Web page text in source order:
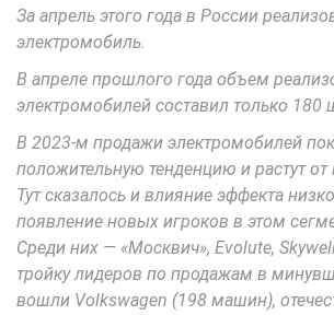
За апрель этого года в России
электромобиль.
В апреле прошлого года объем
электромобилей составил только 180
В 2023-м продажи электромобилей
положительную тенденцию и растут от
Тут сказалось и влияние эффекта
появление новых игроков в этом
Среди них — «Москвич», Evolute,
тройку лидеров по продажам в
вошли Volkswagen (198 машин),